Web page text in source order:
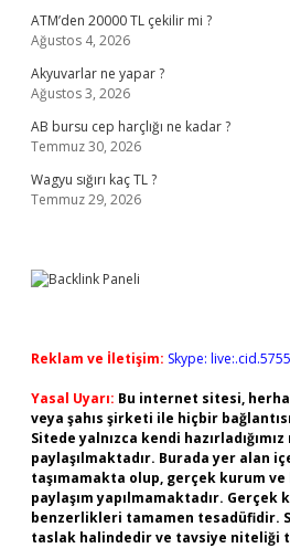
ATM’den 20000 TL çekilir mi ?
Ağustos 4, 2026
Akyuvarlar ne yapar ?
Ağustos 3, 2026
AB bursu cep harçlığı ne kadar ?
Temmuz 30, 2026
Wagyu sığırı kaç TL ?
Temmuz 29, 2026
Reklam ve İletişim: Skype:
Yasal Uyarı: Bu internet sitesi,
veya şahıs şirketi ile hiçbir
Sitede yalnızca kendi
paylaşılmaktadır. Burada yer alan
taşımamakta olup, gerçek kurum
paylaşım yapılmamaktadır.
benzerlikleri tamamen tesadüfidir.
taslak halindedir ve tavsiye niteliği